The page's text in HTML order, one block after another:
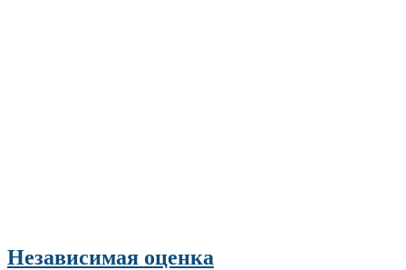
Независимая оценка